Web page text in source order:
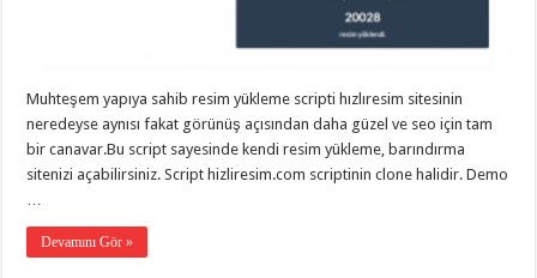
gaziantep
evden
taşımacılık,
gaziantep
taşımacılık,
gaziantep
Muhteşem yapıya sahib resim yükleme scripti hızlıresim sitesinin
neredeyse aynısı fakat görünüş açısından daha güzel ve seo için tam
bir canavar.Bu script sayesinde kendi resim yükleme, barındırma
sitenizi açabilirsiniz. Script hizliresim.com scriptinin clone halidir. Demo
Devamını Gör »